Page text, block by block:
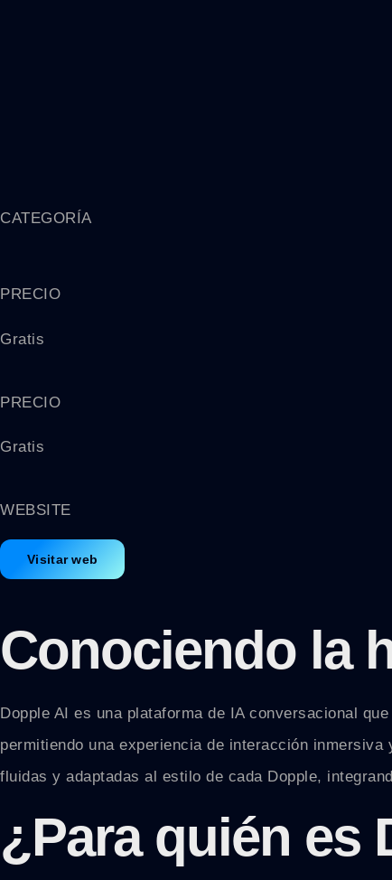
CATEGORÍA
PRECIO
Gratis
PRECIO
Gratis
WEBSITE
Visitar web
Conociendo la
Dopple AI es una plataforma de IA conversacional
permitiendo una experiencia de interacción
fluidas y adaptadas al estilo de cada Dopple,
¿Para quién es